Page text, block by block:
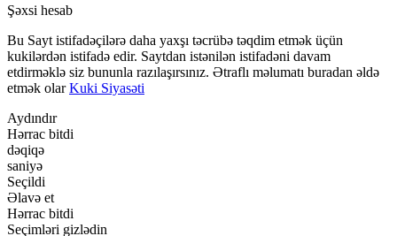
Şəxsi hesab
Bu Sayt istifadəçilərə daha yaxşı təcrübə təqdim etmək üçün
kukilərdən istifadə edir. Saytdan istənilən istifadəni davam
etdirməklə siz bununla razılaşırsınız. Ətraflı məlumatı buradan əldə
etmək olarKuki Siyasəti
Aydındır
Hərrac bitdi
dəqiqə
saniyə
Seçildi
Əlavə et
Hərrac bitdi
Seçimləri gizlədin